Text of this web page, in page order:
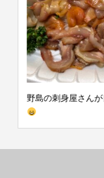
野島の刺身屋さんが